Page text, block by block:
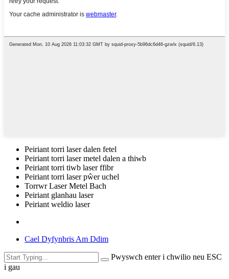
Peiriant torri laser dalen fetel
Peiriant torri laser metel dalen a thiwb
Peiriant torri tiwb laser ffibr
Peiriant torri laser pŵer uchel
Torrwr Laser Metel Bach
Peiriant glanhau laser
Peiriant weldio laser
Cael Dyfynbris Am Ddim
Pwyswch enter i chwilio neu ESC
i gau